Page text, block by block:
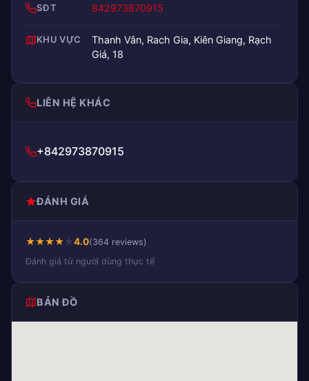
SĐT 842973870915
KHU VỰC
Thanh Vân, Rach Gia, Kiên Giang, Rạch
Giá, 18
LIÊN HỆ KHÁC
+842973870915
ĐÁNH GIÁ
★★★★★4.0(364 reviews)
Đánh giá từ người dùng thực tế
BẢN ĐỒ